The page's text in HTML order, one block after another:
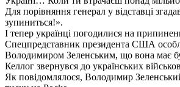
Для порівняння генерал у відставці
зупиниться!».
І тепер українці погодилися на
Спецпредставник президента США
Володимиром Зеленським, що вона має
Келлог звернувся до українських
Як повідомлялося, Володимир